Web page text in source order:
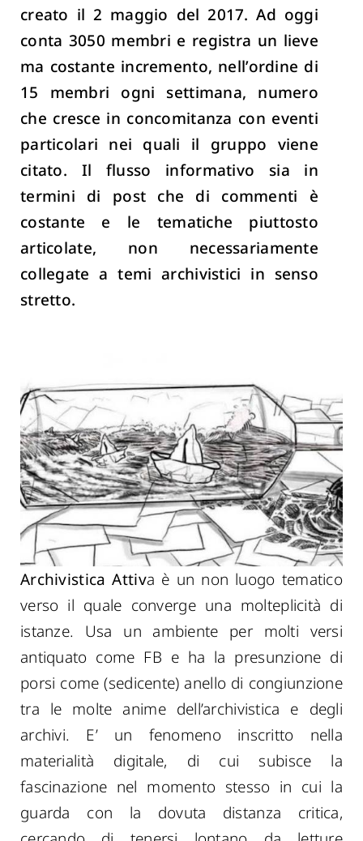
creato il 2 maggio del 2017. Ad oggi
conta 3050 membri e registra un lieve
ma costante incremento, nell’ordine di
15 membri ogni settimana, numero
che cresce in concomitanza con eventi
particolari nei quali il gruppo viene
citato. Il flusso informativo sia in
termini di post che di commenti è
costante e le tematiche piuttosto
articolate, non necessariamente
collegate a temi archivistici in senso
stretto.
Archivistica Attiva è un non luogo tematico
verso il quale converge una molteplicità di
istanze. Usa un ambiente per molti versi
antiquato come FB e ha la presunzione di
porsi come (sedicente) anello di congiunzione
tra le molte anime dell’archivistica e degli
archivi. E’ un fenomeno inscritto nella
materialità digitale, di cui subisce la
fascinazione nel momento stesso in cui la
guarda con la dovuta distanza critica,